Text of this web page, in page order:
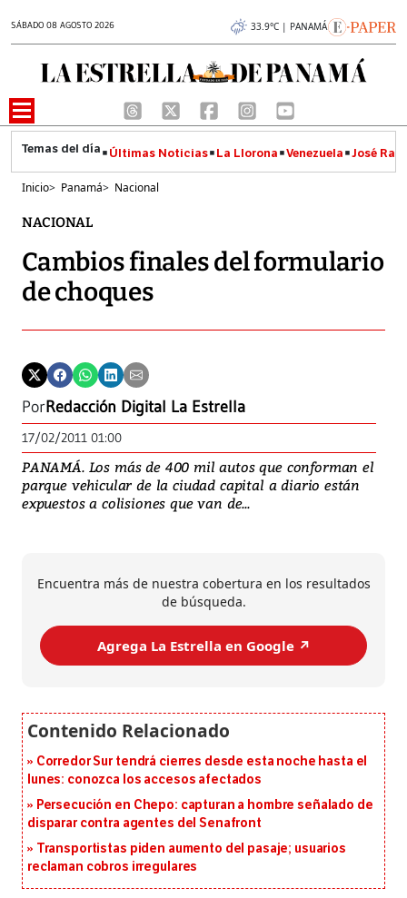
SÁBADO 08 AGOSTO 2026 33.9°C | PANAMÁ
Últimas Noticias La Llorona Venezuela José
Inicio> Panamá> Nacional
NACIONAL
Cambios finales del formulario
de choques
PorRedacción Digital La Estrella
17/02/2011 01:00
PANAMÁ. Los más de 400 mil autos que conforman el
parque vehicular de la ciudad capital a diario están
expuestos a colisiones que van de...
Encuentra más de nuestra cobertura en los resultados
de búsqueda.
Agrega La Estrella en Google ↗️
Corredor Sur tendrá cierres desde esta noche hasta el
lunes: conozca los accesos afectados
Persecución en Chepo: capturan a hombre señalado de
disparar contra agentes del Senafront
Transportistas piden aumento del pasaje; usuarios
reclaman cobros irregulares